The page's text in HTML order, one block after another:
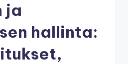
ja
hallinta: